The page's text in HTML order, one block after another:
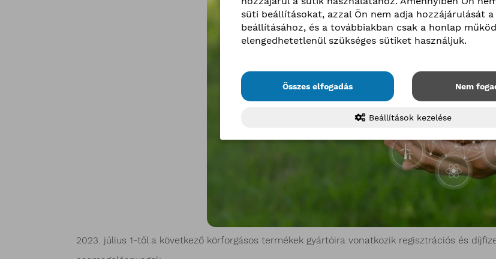
2023. július 1-től a következő körforgásos termékek gyártóira vonatkozik regisztrációs és
süti beállításokat, azzal Ön nem adja hozzájárulását
beállításához, és a továbbiakban csak a honlap
elengedhetetlenül szükséges sütiket használjuk.
Összes elfogadás Nem
Beállítások kezelése